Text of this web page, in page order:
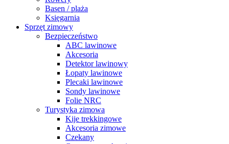
Basen / plaża
Księgarnia
Sprzęt zimowy
Bezpieczeństwo
ABC lawinowe
Akcesoria
Detektor lawinowy
Łopaty lawinowe
Plecaki lawinowe
Sondy lawinowe
Folie NRC
Turystyka zimowa
Kije trekkingowe
Akcesoria zimowe
Czekany